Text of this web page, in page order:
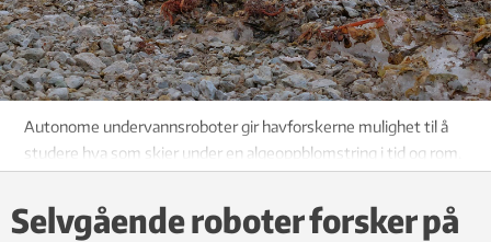
Autonome undervannsroboter gir havforskerne mulighet til å
studere hva som skjer under en algeoppblomstring i tid og rom.
Selvgående roboter forsker på